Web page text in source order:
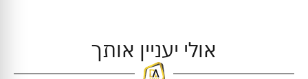
אולי יעניין אותך